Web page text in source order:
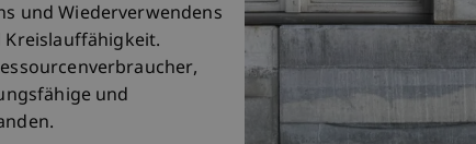
und Wiederverwendens
und